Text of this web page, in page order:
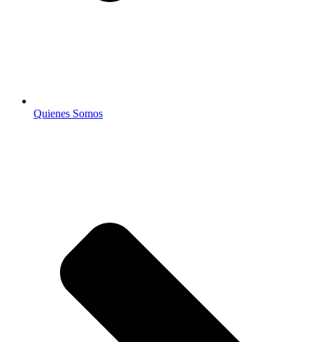
Quienes Somos